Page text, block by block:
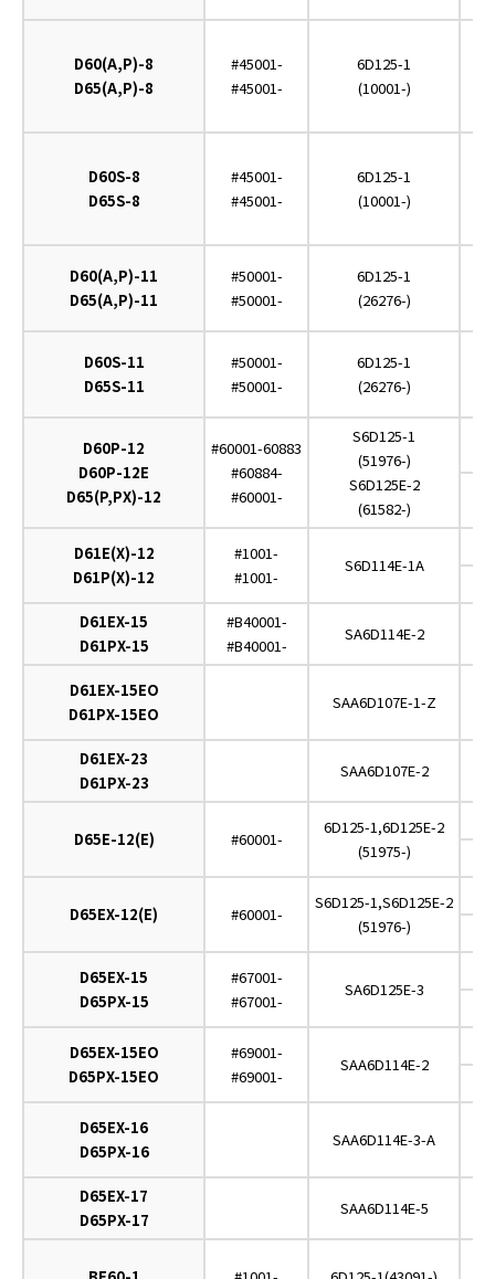
D60(A,P)-8
D65(A,P)-8
#45001-
#45001-
6D125-1
(10001-)
D60S-8
D65S-8
#45001-
#45001-
6D125-1
(10001-)
D60(A,P)-11
D65(A,P)-11
#50001-
#50001-
6D125-1
(26276-)
D60S-11
D65S-11
#50001-
#50001-
6D125-1
(26276-)
D60P-12
D60P-12E
D65(P,PX)-12
#60001-60883
#60884-
#60001-
S6D125-1
(51976-)
S6D125E-2
(61582-)
D61E(X)-12
D61P(X)-12
#1001-
#1001-
S6D114E-1A
D61EX-15
D61PX-15
#B40001-
#B40001-
SA6D114E-2
D61EX-15EO
D61PX-15EO
SAA6D107E-1-Z
D61EX-23
D61PX-23
SAA6D107E-2
D65E-12(E) #60001-
6D125-1,6D125E-2
(51975-)
D65EX-12(E) #60001-
S6D125-1,S6D125E-2
(51976-)
D65EX-15
D65PX-15
#67001-
#67001-
SA6D125E-3
D65EX-15EO
D65PX-15EO
#69001-
#69001-
SAA6D114E-2
D65EX-16
D65PX-16
SAA6D114E-3-A
D65EX-17
D65PX-17
SAA6D114E-5